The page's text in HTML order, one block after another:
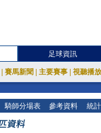
足球資訊
賽馬新聞 主要賽事 視聽播
騎師分場表 參考資料 統